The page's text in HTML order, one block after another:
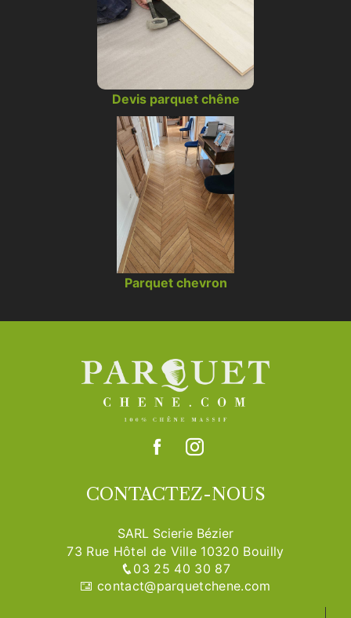
Devis parquet chêne
Parquet chevron
CONTACTEZ-NOUS
SARL Scierie Bézier
73 Rue Hôtel de Ville 10320 Bouilly
03 25 40 30 87
contact@parquetchene.com